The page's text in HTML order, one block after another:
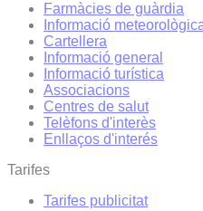
Farmàcies de guàrdia
Informació
Cartellera
Informació general
Informació turística
Associacions
Centres de salut
Telèfons d'interès
Enllaços d'interés
Tarifes
Tarifes publicitat